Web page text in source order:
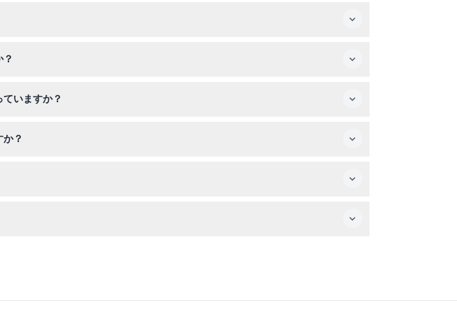
変更の可能性がありますので、予約時にご確認ください）。
いますか？
？